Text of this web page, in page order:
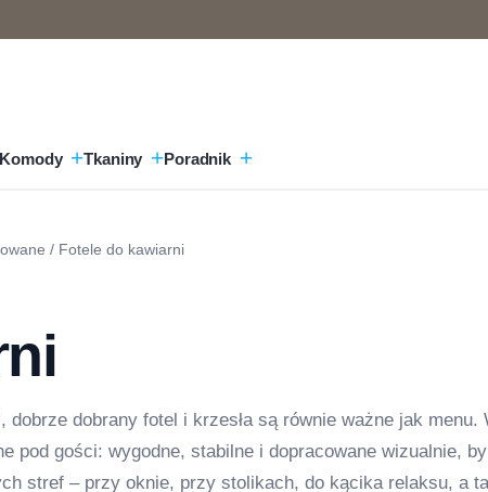
Komody Tkaniny Poradnik
/ Fotele do kawiarni
dobrany fotel i krzesła są równie ważne jak menu.
pod gości: wygodne, stabilne i dopracowane wizualnie, by
stref – przy oknie, przy stolikach, do kącika relaksu, a